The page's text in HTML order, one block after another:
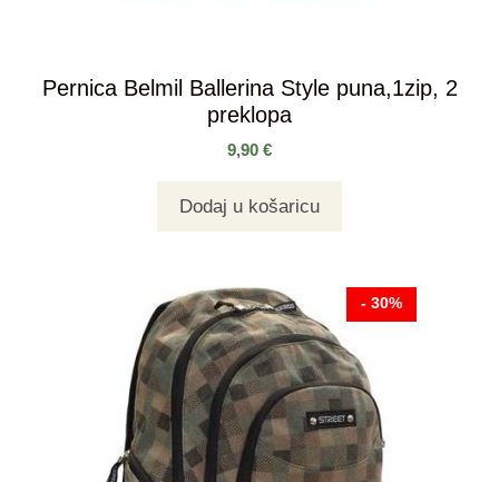
Pernica Belmil Ballerina Style puna,1zip, 2
preklopa
9,90 €
Dodaj u košaricu
- 30%